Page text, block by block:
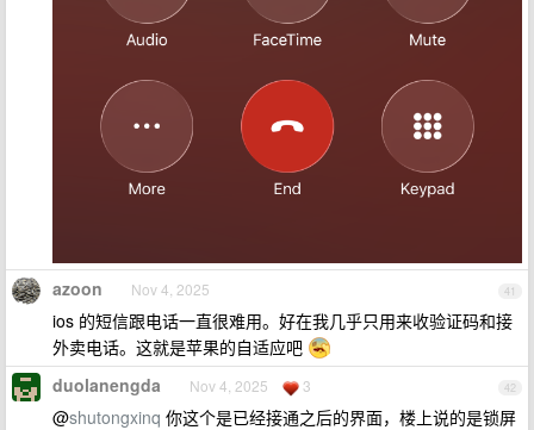
41
azoon Nov 4, 2025
ios 的短信跟电话一直很难用。好在我几乎只用来收验证码和接
外卖电话。这就是苹果的自适应吧
42
duolanengda Nov 4, 2025 3
@shutongxinq 你这个是已经接通之后的界面，楼上说的是锁屏